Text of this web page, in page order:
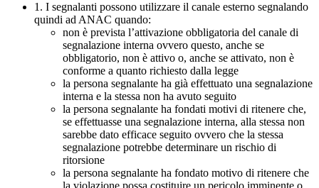
1. I segnalanti possono utilizzare il canale esterno segnalando
quindi ad ANAC quando:
non è prevista l’attivazione obbligatoria del canale di
segnalazione interna ovvero questo, anche se
obbligatorio, non è attivo o, anche se attivato, non è
conforme a quanto richiesto dalla legge
la persona segnalante ha già effettuato una segnalazione
interna e la stessa non ha avuto seguito
la persona segnalante ha fondati motivi di ritenere che,
se effettuasse una segnalazione interna, alla stessa non
sarebbe dato efficace seguito ovvero che la stessa
segnalazione potrebbe determinare un rischio di
ritorsione
la persona segnalante ha fondato motivo di ritenere che